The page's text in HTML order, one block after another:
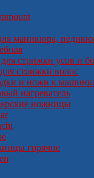
маникюра,
стрижки усов и
стрижки волос
и ножи к
нагреватель
ножницы
горячие